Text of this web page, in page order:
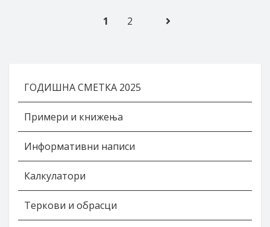
Posts pagination
1 2 Следна
ГОДИШНА СМЕТКА 2025
Примери и книжења
Информативни написи
Калкулатори
Теркови и обрасци